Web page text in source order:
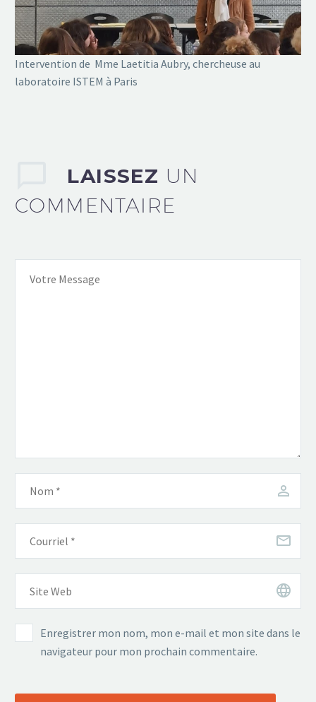
Intervention de Mme Laetitia Aubry, chercheuse au
laboratoire ISTEM à Paris
LAISSEZ UN
COMMENTAIRE
Enregistrer mon nom, mon e-mail et mon site dans le
navigateur pour mon prochain commentaire.